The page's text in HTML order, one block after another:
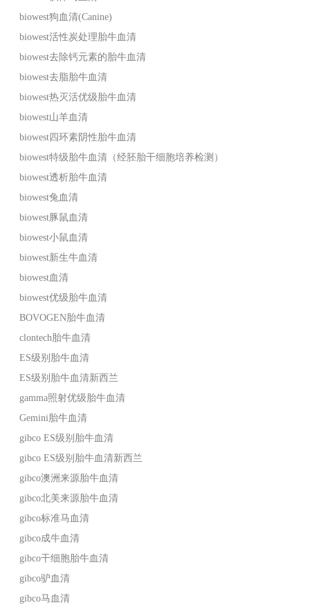
biowest狗血清(Canine)
biowest活性炭处理胎牛血清
biowest去除钙元素的胎牛血清
biowest去脂胎牛血清
biowest热灭活优级胎牛血清
biowest山羊血清
biowest四环素阴性胎牛血清
biowest特级胎牛血清（经胚胎干细胞培养检测）
biowest透析胎牛血清
biowest兔血清
biowest豚鼠血清
biowest小鼠血清
biowest新生牛血清
biowest血清
biowest优级胎牛血清
BOVOGEN胎牛血清
clontech胎牛血清
ES级别胎牛血清
ES级别胎牛血清新西兰
gamma照射优级胎牛血清
Gemini胎牛血清
gibco ES级别胎牛血清
gibco ES级别胎牛血清新西兰
gibco澳洲来源胎牛血清
gibco北美来源胎牛血清
gibco标准马血清
gibco成牛血清
gibco干细胞胎牛血清
gibco驴血清
gibco马血清